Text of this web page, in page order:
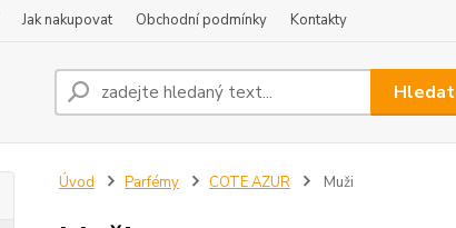
Jak nakupovat Obchodní podmínky Kontakty
Hledat
Úvod Parfémy COTE AZUR Muži